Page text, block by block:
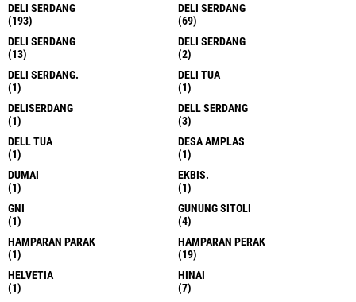
DELI SERDANG
(193)
DELI SERDANG
(69)
DELI SERDANG
(13)
DELI SERDANG
(2)
DELI SERDANG.
(1)
DELI TUA
(1)
DELISERDANG
(1)
DELL SERDANG
(3)
DELL TUA
(1)
DESA AMPLAS
(1)
DUMAI
(1)
EKBIS.
(1)
GNI
(1)
GUNUNG SITOLI
(4)
HAMPARAN PARAK
(1)
HAMPARAN PERAK
(19)
HELVETIA
(1)
HINAI
(7)